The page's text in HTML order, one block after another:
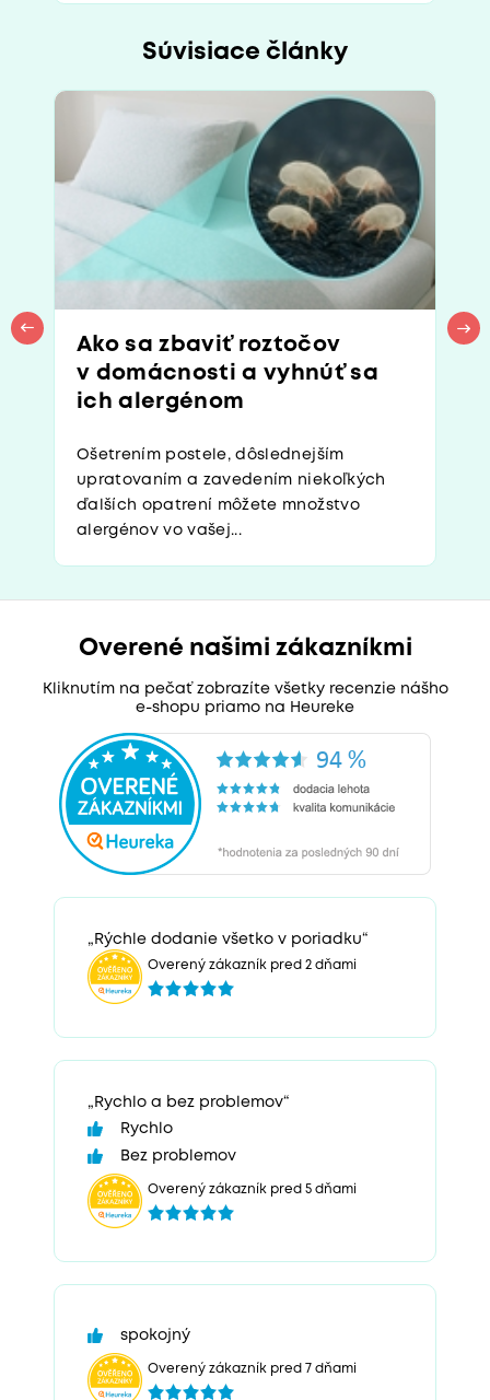
Súvisiace články
Ako sa zbaviť roztočov
v domácnosti a vyhnúť sa
ich alergénom
Ošetrením postele, dôslednejším
upratovaním a zavedením niekoľkých
ďalších opatrení môžete množstvo
alergénov vo vašej...
Overené našimi zákazníkmi
Kliknutím na pečať zobrazíte všetky recenzie nášho
e-shopu priamo na Heureke
„Rýchle dodanie všetko v poriadku“
Overený zákazník pred 2 dňami
„Rychlo a bez problemov“
Rychlo
Bez problemov
Overený zákazník pred 5 dňami
spokojný
Overený zákazník pred 7 dňami